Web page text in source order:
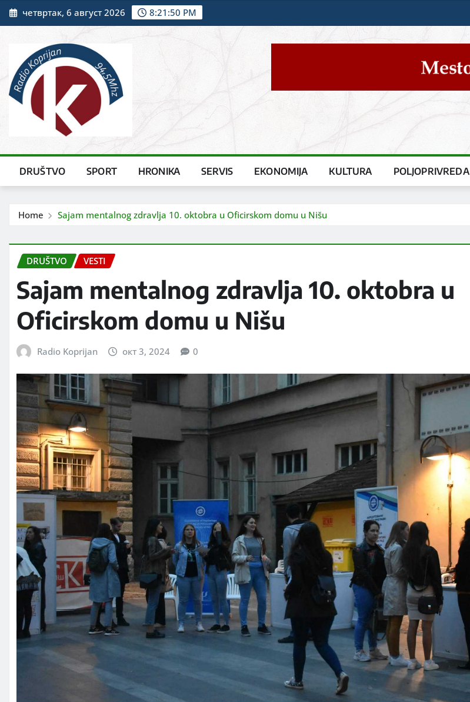
Skip
to
четвртак, 6 август 2026 8:21:51 PM
DRUŠTVO SPORT HRONIKA SERVIS EKONOMIJA KULTURA POLJOPRIVREDA
Home Sajam mentalnog zdravlja 10. oktobra u Oficirskom domu u Nišu
DRUŠTVO VESTI
Sajam mentalnog zdravlja 10. oktobra u
Oficirskom domu u Nišu
Radio Koprijan окт 3, 2024 0